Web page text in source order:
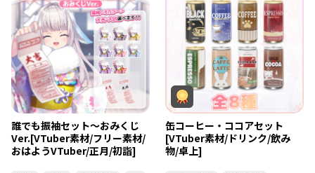
誰でも振袖セット～おみくじ
Ver.[VTuber素材/フリー素材/
おはようVTuber/正月/初詣]
缶コーヒー・ココアセット
[VTuber素材/ドリンク/飲み
物/卓上]